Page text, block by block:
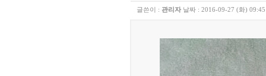
글쓴이 : 관리자 날짜 : 2016-09-27 (화) 09:45